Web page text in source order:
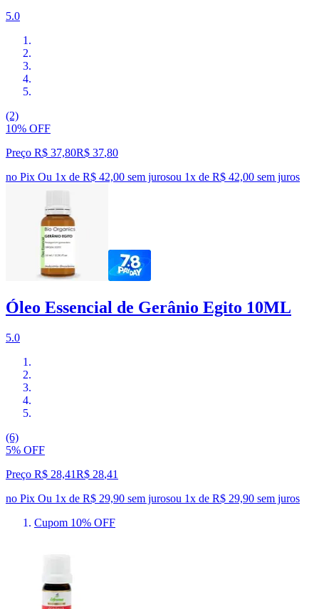
5.0
(2)
10% OFF
Preço R$ 37,80R$ 37,80
no Pix Ou 1x de R$ 42,00 sem jurosou 1x de R$ 42,00 sem juros
Óleo Essencial de Gerânio Egito 10ML
5.0
(6)
5% OFF
Preço R$ 28,41R$ 28,41
no Pix Ou 1x de R$ 29,90 sem jurosou 1x de R$ 29,90 sem juros
Cupom 10% OFF